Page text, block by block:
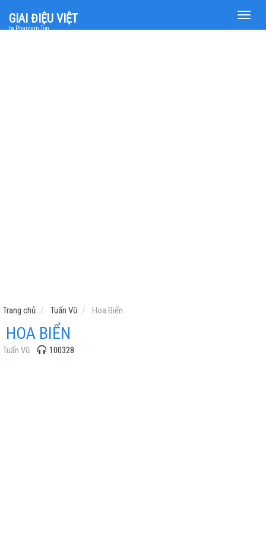
Toggle
GIAI ĐIỆU VIỆT
by Phantam Top
Trang chủ Tuấn Vũ Hoa Biển
HOA BIỂN
Tuấn Vũ 100328